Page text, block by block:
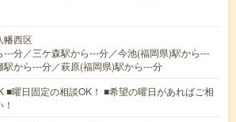
幡西区
---分／三ケ森駅から---分／今池(福岡県)駅から---
駅から---分／萩原(福岡県)駅から---分
■曜日固定の相談OK！ ■希望の曜日があればご相